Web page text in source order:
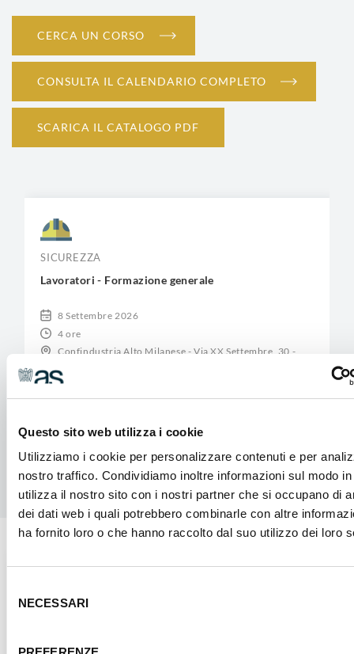
Questo sito web utilizza i cookie
Utilizziamo i cookie per personalizzare contenuti e per
nostro traffico. Condividiamo inoltre informazioni sul modo
utilizza il nostro sito con i nostri partner che si occupano di
dei dati web i quali potrebbero combinarle con altre
ha fornito loro o che hanno raccolto dal suo utilizzo dei loro
delNECESSARI
CERCA UN CORSO
CONSULTA IL CALENDARIO COMPLETO
SCARICA IL CATALOGO PDF
SICUREZZA
Lavoratori - Formazione generale
8 Settembre 2026
4 ore
Confindustria Alto Milanese - Via XX Settembre, 30 -
CORSO GRATUITO POST DIPLOMA IFTS
Smart Mechatronic Industry 4.0